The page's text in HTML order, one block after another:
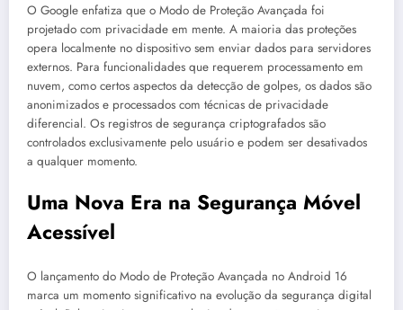
O Google enfatiza que o Modo de Proteção Avançada foi
projetado com privacidade em mente. A maioria das proteções
opera localmente no dispositivo sem enviar dados para servidores
externos. Para funcionalidades que requerem processamento em
nuvem, como certos aspectos da detecção de golpes, os dados são
anonimizados e processados com técnicas de privacidade
diferencial. Os registros de segurança criptografados são
controlados exclusivamente pelo usuário e podem ser desativados
a qualquer momento.
Uma Nova Era na Segurança Móvel
Acessível
O lançamento do Modo de Proteção Avançada no Android 16
marca um momento significativo na evolução da segurança digital